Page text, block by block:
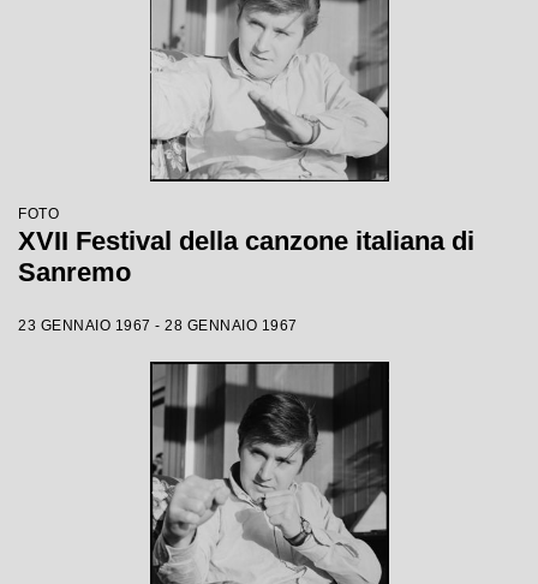
FOTO
XVII Festival della canzone italiana di
Sanremo
23 GENNAIO 1967 - 28 GENNAIO 1967